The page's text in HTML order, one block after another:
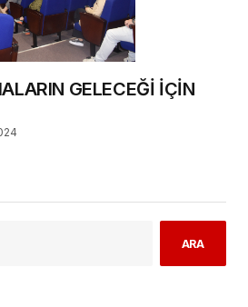
GELECEĞİ İÇİN
ARA